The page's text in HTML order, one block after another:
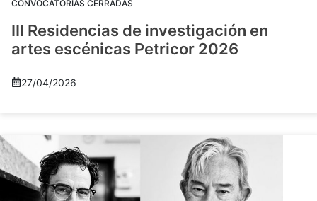
CONVOCATORIAS CERRADAS
III Residencias de investigación en
artes escénicas Petricor 2026
27/04/2026